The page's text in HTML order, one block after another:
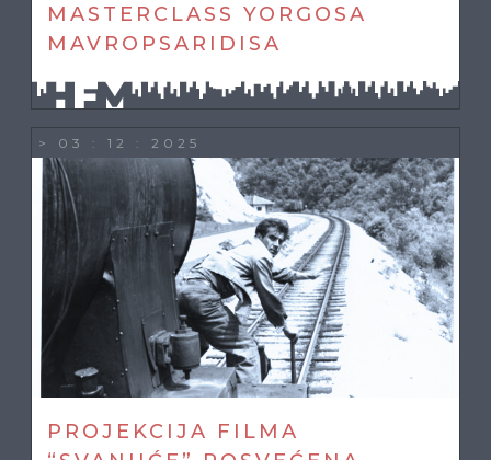
MASTERCLASS YORGOSA
MAVROPSARIDISA
> 03 : 12 : 2025
PROJEKCIJA FILMA